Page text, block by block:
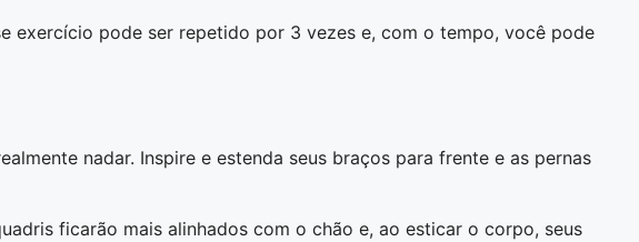
exercício pode ser repetido por 3 vezes e, com o tempo, você pode
nadar. Inspire e estenda seus braços para frente e as pernas
ficarão mais alinhados com o chão e, ao esticar o corpo, seus